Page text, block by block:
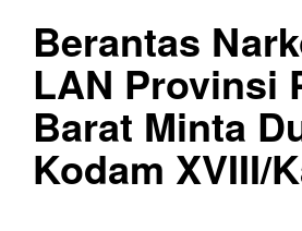
Berantas
LAN Provinsi
Barat Minta
Kodam XVIII/